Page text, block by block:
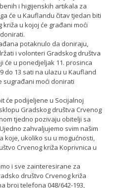
i higijenskih artikala za
će u Kauflandu čitav tjedan biti
u kojoj će građani moći
potaknulo da doniraju,
i volonteri Gradskog društva
će u ponedjeljak 11. prosinca
do 13 sati na ulazu u Kaufland
sugrađani moći donirati
će podijeljene u Socijalnoj
Gradskog društva Crvenog
tjedno pozivaju obitelji sa
zahvaljujemo svim našim
koje, ukoliko su u mogućnosti,
Crvenog križa Koprivnica u
i sve zainteresirane za
društvo Crvenog križa
broj telefona 048/642-193,